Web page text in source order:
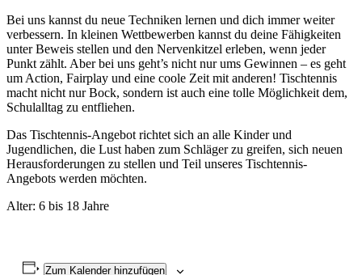
Bei uns kannst du neue Techniken lernen und dich immer weiter
verbessern. In kleinen Wettbewerben kannst du deine Fähigkeiten
unter Beweis stellen und den Nervenkitzel erleben, wenn jeder
Punkt zählt. Aber bei uns geht’s nicht nur ums Gewinnen – es geht
um Action, Fairplay und eine coole Zeit mit anderen! Tischtennis
macht nicht nur Bock, sondern ist auch eine tolle Möglichkeit dem,
Schulalltag zu entfliehen.
Das Tischtennis-Angebot richtet sich an alle Kinder und
Jugendlichen, die Lust haben zum Schläger zu greifen, sich neuen
Herausforderungen zu stellen und Teil unseres Tischtennis-
Angebots werden möchten.
Alter: 6 bis 18 Jahre
Zum Kalender hinzufügen